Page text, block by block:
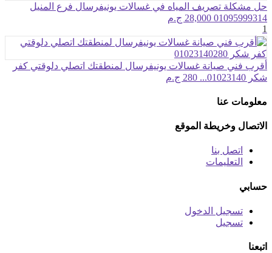
حل مشكلة تصريف المياه في غسالات يونيفرسال فرع المنيل
01095999314 28,000 ج.م
1
أقرب فني صيانة غسالات يونيفرسال لمنطقتك اتصلي دلوقتي كفر
شكر 01023140...
280 ج.م
معلومات عنا
الاتصال وخريطة الموقع
اتصل بنا
التعليمات
حسابي
تسجيل الدخول
تسجيل
اتبعنا